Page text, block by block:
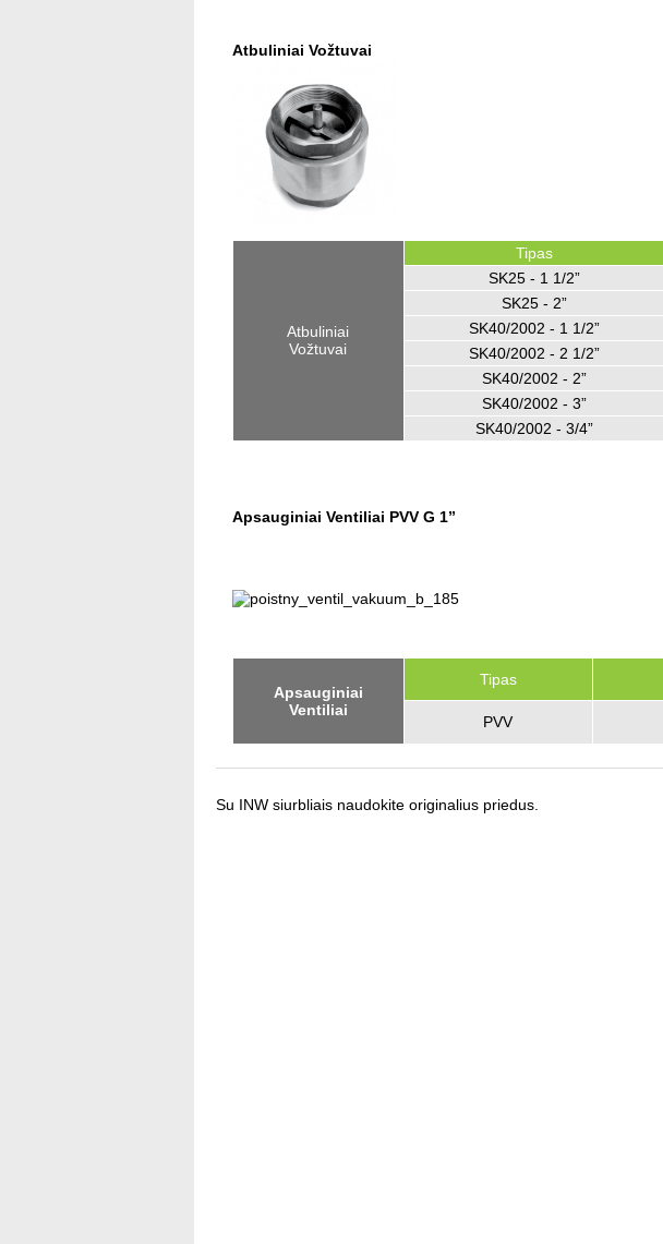
Atbuliniai Vožtuvai
Atbuliniai
Vožtuvai
Tipas
SK25 - 1 1/2”
SK25 - 2”
SK40/2002 - 1 1/2”
SK40/2002 - 2 1/2”
SK40/2002 - 2”
SK40/2002 - 3”
SK40/2002 - 3/4”
Apsauginiai Ventiliai PVV G 1”
Apsauginiai
Ventiliai
Tipas
PVV
Su INW siurbliais naudokite originalius priedus.